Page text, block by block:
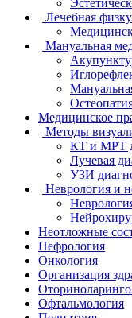
Лечебная
Мануальная
Медицинское
Методы
КТ и МРТ
Лучевая
УЗИ
Неврология и
Неотложные
Нефрология
Онкология
Организация
Офтальмология